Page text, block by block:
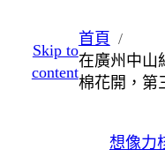
至
主
Skip to
content
首頁
在廣州中山
棉花開，第
想像力